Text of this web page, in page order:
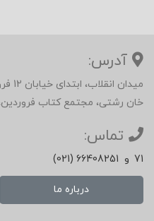
آدرس:
خان رشتی، مجتمع کتاب
تماس:
(021) 66408251 و 71
درباره ما